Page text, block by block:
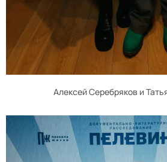
Алексей Серебряков и